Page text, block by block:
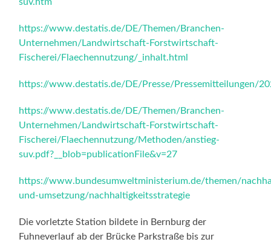
https://www.destatis.de/DE/Themen/Branchen-
Unternehmen/Landwirtschaft-Forstwirtschaft-
Fischerei/Flaechennutzung/_inhalt.html
https://www.destatis.de/DE/Presse/Pressemitteilungen/
https://www.destatis.de/DE/Themen/Branchen-
Unternehmen/Landwirtschaft-Forstwirtschaft-
Fischerei/Flaechennutzung/Methoden/anstieg-
suv.pdf?__blob=publicationFile&v=27
https://www.bundesumweltministerium.de/themen/
und-umsetzung/nachhaltigkeitsstrategie
Die vorletzte Station bildete in Bernburg der
Fuhneverlauf ab der Brücke Parkstraße bis zur